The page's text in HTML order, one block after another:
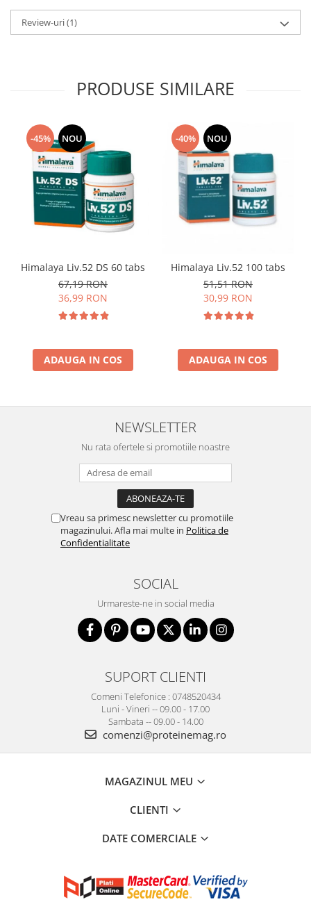
Review-uri(1)
PRODUSE SIMILARE
-45% NOU
Himalaya Liv.52 DS 60 tabs
67,19 RON
36,99 RON
ADAUGA IN COS
-40% NOU
Himalaya Liv.52 100 tabs
51,51 RON
30,99 RON
ADAUGA IN COS
NEWSLETTER
Nu rata ofertele si promotiile noastre
Vreau sa primesc newsletter cu promotiile
magazinului. Afla mai multe in Politica de
Confidentialitate
SOCIAL
Urmareste-ne in social media
SUPORT CLIENTI
Comeni Telefonice : 0748520434
Luni - Vineri -- 09.00 - 17.00
Sambata -- 09.00 - 14.00
comenzi@proteinemag.ro
MAGAZINUL MEU
CLIENTI
DATE COMERCIALE